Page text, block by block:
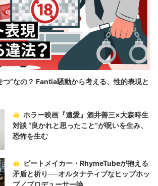
つ”なの？ Fantia騒動から考える、性的表現と
ホラー映画『遺愛』酒井善三×大森時生
対談 “良かれと思ったこと“が呪いを生み、
恐怖を生む
ビートメイカー・RhymeTubeが抱える
矛盾と祈り──オルタナティブなヒップホッ
プ／プロデューサー論